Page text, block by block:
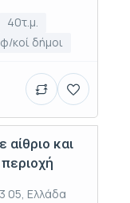
40τ.μ.
κοί δήμοι
αίθριο και
05, Ελλάδα